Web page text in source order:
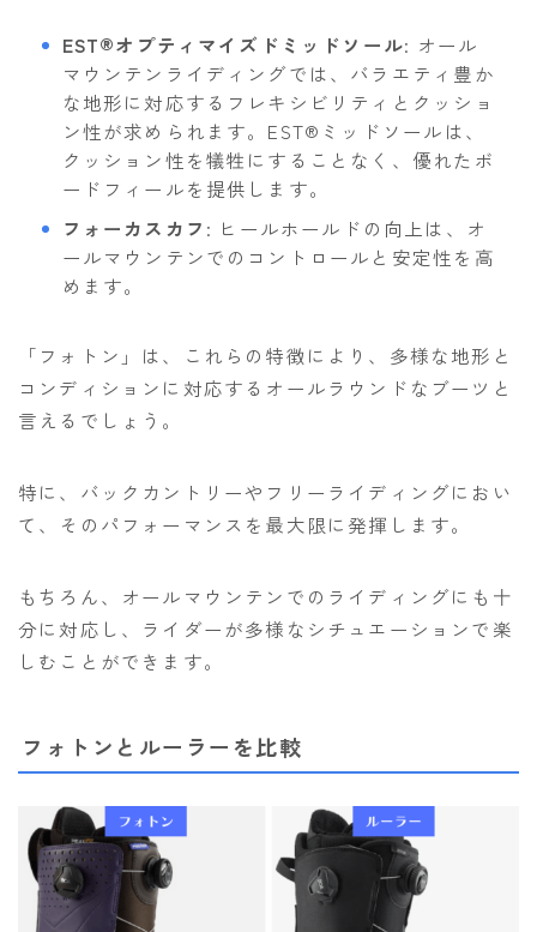
EST®オプティマイズドミッドソール: オール
マウンテンライディングでは、バラエティ豊か
な地形に対応するフレキシビリティとクッショ
ン性が求められます。EST®ミッドソールは、
クッション性を犠牲にすることなく、優れたボ
ードフィールを提供します。
フォーカスカフ : ヒールホールドの向上は、オ
ールマウンテンでのコントロールと安定性を高
めます。
「フォトン」は、これらの特徴により、多様な地形と
コンディションに対応するオールラウンドなブーツと
言えるでしょう。
特に、バックカントリーやフリーライディングにおい
て、そのパフォーマンスを最大限に発揮します。
もちろん、オールマウンテンでのライディングにも十
分に対応し、ライダーが多様なシチュエーションで楽
しむことができます。
フォトンとルーラーを比較